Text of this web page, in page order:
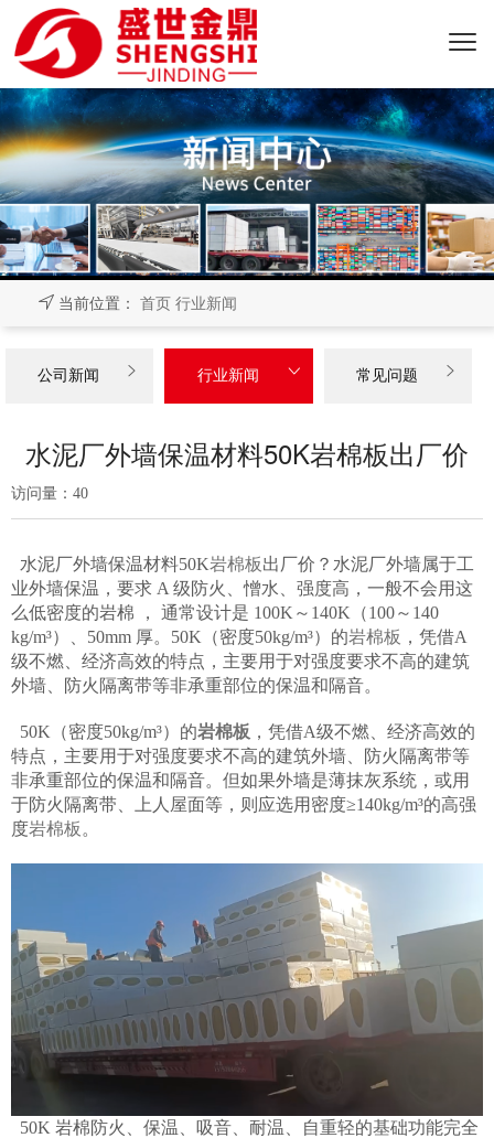
当前位置： 首页 行业新闻
公司新闻  行业新闻  常见问题 
水泥厂外墙保温材料50K岩棉板出厂价
访问量： 40
水泥厂外墙保温材料50K岩棉板出厂价？水泥厂外墙属于工
业外墙保温，要求 A 级防火、憎水、强度高，一般不会用这
么低密度的岩棉 ， 通常设计是 100K～140K（100～140
kg/m³）、50mm 厚。50K（密度50kg/m³）的岩棉板 ，凭借A
级不燃、经济高效的特点，主要用于对强度要求不高的建筑
外墙、防火隔离带等非承重部位的保温和隔音。
50K（密度50kg/m³）的岩棉板 ，凭借A级不燃、经济高效的
特点，主要用于对强度要求不高的建筑外墙、防火隔离带等
非承重部位的保温和隔音。但如果外墙是薄抹灰系统，或用
于防火隔离带、上人屋面等，则应选用密度≥140kg/m³的高强
度岩棉板。
50K 岩棉防火、保温、吸音、耐温、自重轻的基础功能完全